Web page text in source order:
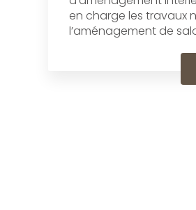
en charge les travaux
l’aménagement de